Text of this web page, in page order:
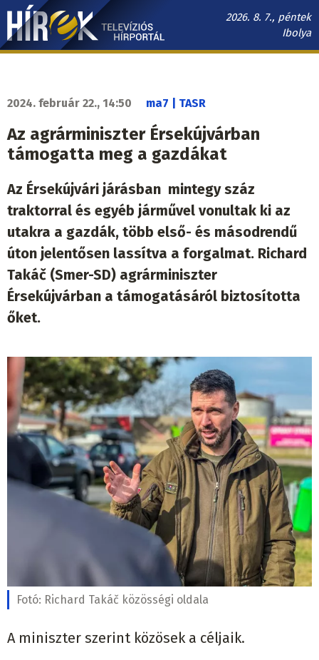
Ugrás
tartalomra
2026. 8. 7., péntek
Ibolya
Hírek.sk
2024. február 22., 14:50 ma7 | TASR
Az agrárminiszter Érsekújvárban
támogatta meg a gazdákat
Az Érsekújvári járásban mintegy száz
traktorral és egyéb járművel vonultak ki az
utakra a gazdák, több első- és másodrendű
úton jelentősen lassítva a forgalmat. Richard
Takáč (Smer-SD) agrárminiszter
Érsekújvárban a támogatásáról biztosította
őket.
Fotó: Richard Takáč közösségi oldala
A miniszter szerint közösek a céljaik.